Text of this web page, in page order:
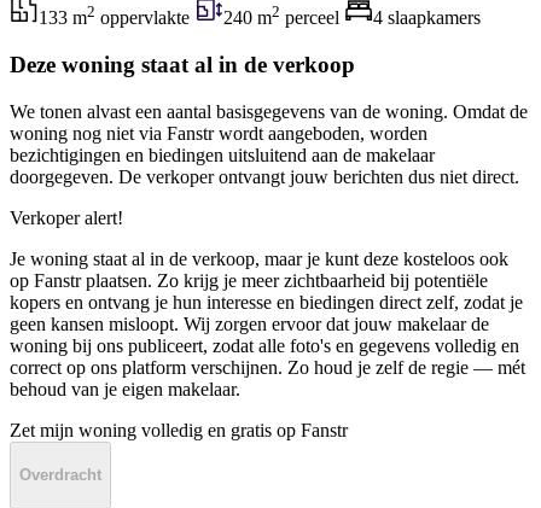
133 m2 oppervlakte 240 m2 perceel 4 slaapkamers
Deze woning staat al in de verkoop
We tonen alvast een aantal basisgegevens van de woning. Omdat de
woning nog niet via Fanstr wordt aangeboden, worden
bezichtigingen en biedingen uitsluitend aan de makelaar
doorgegeven. De verkoper ontvangt jouw berichten dus niet direct.
Verkoper alert!
Je woning staat al in de verkoop, maar je kunt deze kosteloos ook
op Fanstr plaatsen. Zo krijg je meer zichtbaarheid bij potentiële
kopers en ontvang je hun interesse en biedingen direct zelf, zodat je
geen kansen misloopt. Wij zorgen ervoor dat jouw makelaar de
woning bij ons publiceert, zodat alle foto's en gegevens volledig en
correct op ons platform verschijnen. Zo houd je zelf de regie — mét
behoud van je eigen makelaar.
Zet mijn woning volledig en gratis op Fanstr
Overdracht